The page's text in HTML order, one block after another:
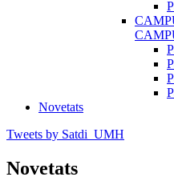
Novetats
Tweets by Satdi_UMH
Novetats